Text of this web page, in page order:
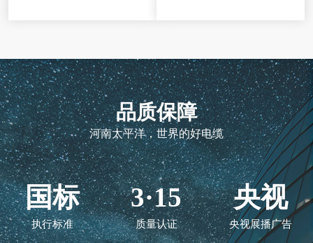
品质保障
河南太平洋，世界的好电缆
国标
执行标准
3·15
质量认证
央视
央视展播广告